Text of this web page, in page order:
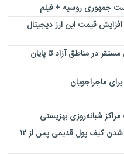
جمهوری روسیه + فیلم
قیمت این ارز دیجیتال
در مناطق آزاد تا پایان
ماجراجویان
نهنگ قدیمی بیت کوین بازگشت/فعال شدن کیف پول قدیمی پس از ۱۲